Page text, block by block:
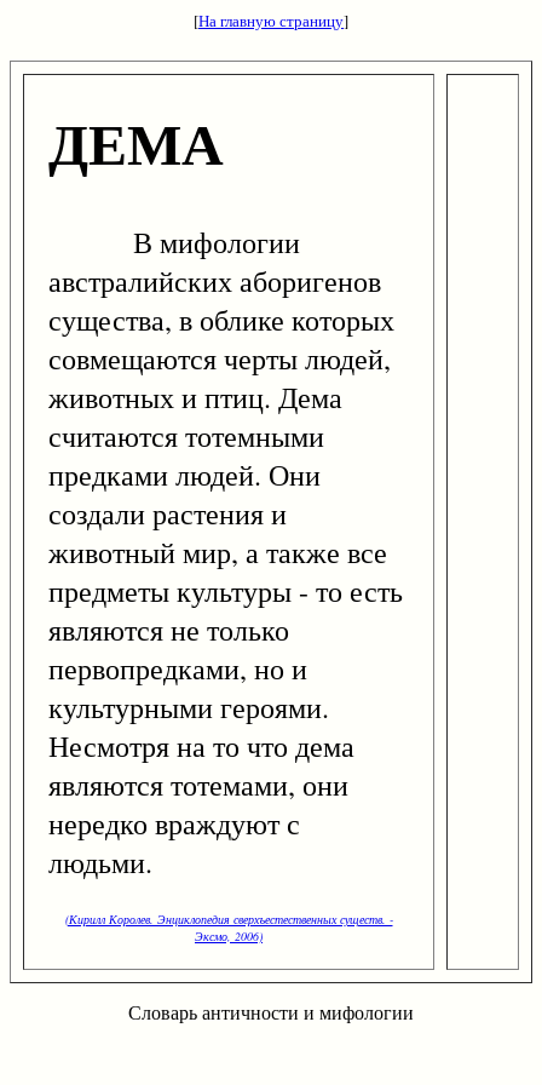
[На главную страницу]
ДЕМА
В мифологии
австралийских аборигенов
существа, в облике которых
совмещаются черты людей,
животных и птиц. Дема
считаются тотемными
предками людей. Они
создали растения и
животный мир, а также все
предметы культуры - то есть
являются не только
первопредками, но и
культурными героями.
Несмотря на то что дема
являются тотемами, они
нередко враждуют с
людьми.
(Кирилл Королев. Энциклопедия сверхъестественных существ. -
Эксмо, 2006)
Словарь античности и мифологии